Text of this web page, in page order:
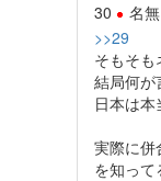
30 名
>>29
そもそ
結局何が
日本は
実際に併
を知って